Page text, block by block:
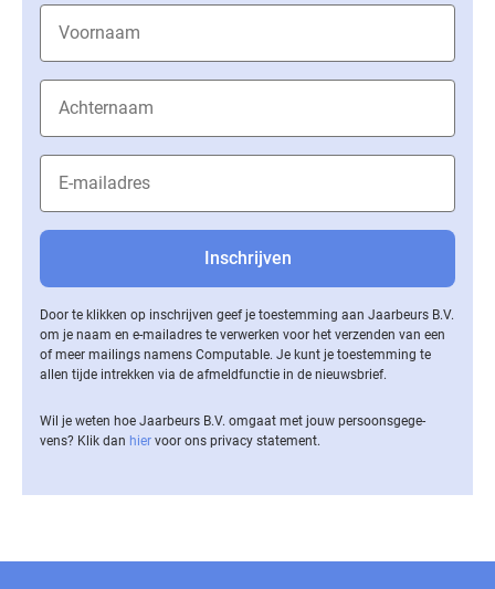
Door te klikken op inschrijven geef je toestemming aan Jaarbeurs B.V.
om je naam en e-mailadres te verwerken voor het verzenden van een
of meer mailings namens Computable. Je kunt je toestemming te
allen tijde intrekken via de af­meld­func­tie in de nieuwsbrief.
Wil je weten hoe Jaarbeurs B.V. omgaat met jouw per­soons­ge­ge­
vens? Klik dan hier voor ons privacy statement.